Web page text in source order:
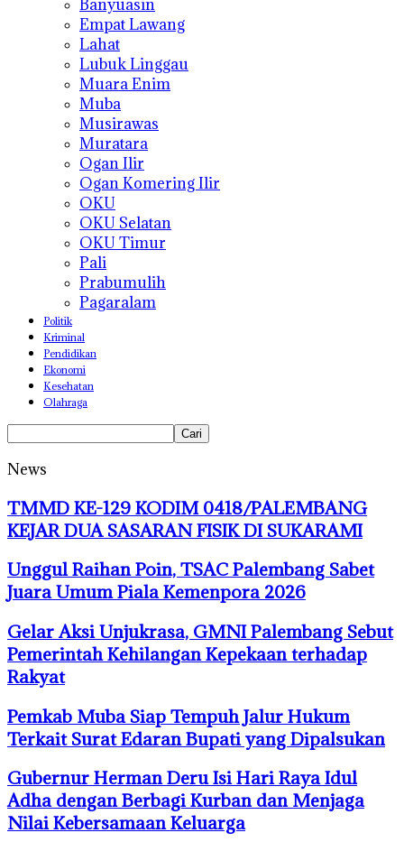
Banyuasin
Empat Lawang
Lahat
Lubuk Linggau
Muara Enim
Muba
Musirawas
Muratara
Ogan Ilir
Ogan Komering Ilir
OKU
OKU Selatan
OKU Timur
Pali
Prabumulih
Pagaralam
Politik
Kriminal
Pendidikan
Ekonomi
Kesehatan
Olahraga
News
TMMD KE-129 KODIM 0418/PALEMBANG
KEJAR DUA SASARAN FISIK DI SUKARAMI
Unggul Raihan Poin, TSAC Palembang Sabet
Juara Umum Piala Kemenpora 2026
Gelar Aksi Unjukrasa, GMNI Palembang Sebut
Pemerintah Kehilangan Kepekaan terhadap
Rakyat
Pemkab Muba Siap Tempuh Jalur Hukum
Terkait Surat Edaran Bupati yang Dipalsukan
Gubernur Herman Deru Isi Hari Raya Idul
Adha dengan Berbagi Kurban dan Menjaga
Nilai Kebersamaan Keluarga